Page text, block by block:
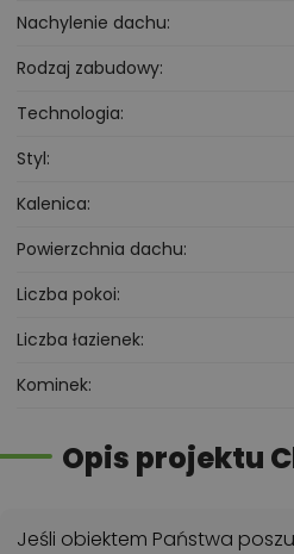
Nachylenie dachu
Rodzaj zabudowy
Technologia
Styl
Kalenica
Powierzchnia dachu
Liczba pokoi
Liczba łazienek
Kominek
Opis projektu
Jeśli obiektem Państwa